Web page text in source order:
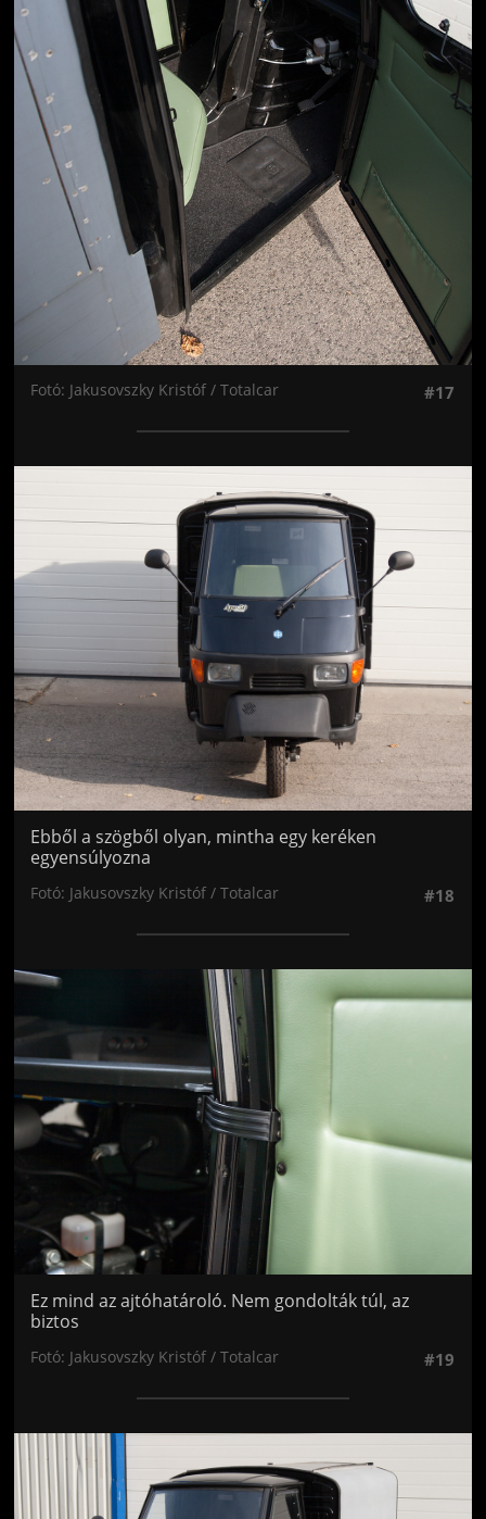
Fotó: Jakusovszky Kristóf / Totalcar #17
Jön még kép!
Ebből a szögből olyan, mintha egy keréken
egyensúlyozna
Fotó: Jakusovszky Kristóf / Totalcar #18
Jön még kép!
Ez mind az ajtóhatároló. Nem gondolták túl, az
biztos
Fotó: Jakusovszky Kristóf / Totalcar #19
Jön még kép!